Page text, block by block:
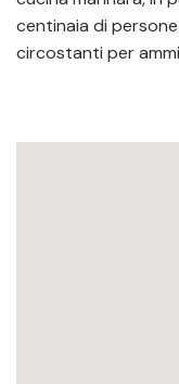
centinaia di
circostanti per